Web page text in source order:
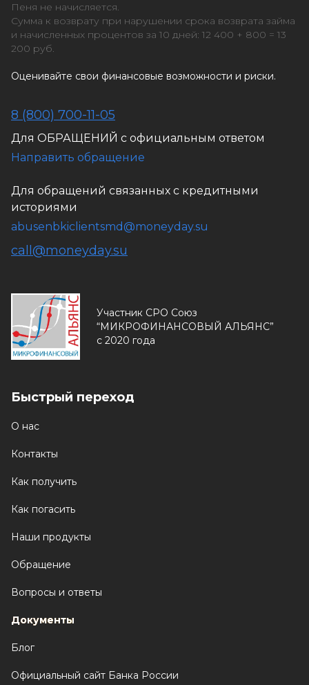
Пеня не начисляется.
Сумма к возврату при нарушении срока возврата займа
и начисленных процентов за 10 дней: 12 400 + 800 = 13
200 руб.
Оценивайте свои финансовые возможности и риски.
8 (800) 700-11-05
Для ОБРАЩЕНИЙ с официальным ответом
Направить обращение
Для обращений связанных с кредитными
историями
abusenbkiclientsmd@moneyday.su
call@moneyday.su
Участник СРО Союз
“МИКРОФИНАНСОВЫЙ АЛЬЯНС”
с 2020 года
Быстрый переход
О нас
Контакты
Как получить
Как погасить
Наши продукты
Обращение
Вопросы и ответы
Документы
Блог
Официальный сайт Банка России